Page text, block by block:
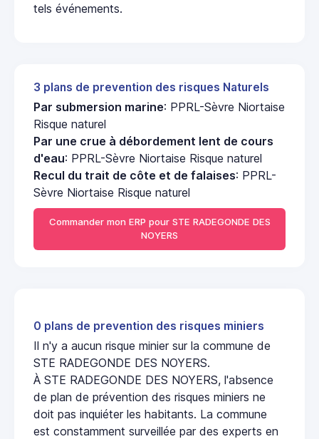
tels événements.
3 plans de prevention des risques Naturels
Par submersion marine: PPRL-Sèvre Niortaise
Risque naturel
Par une crue à débordement lent de cours
d'eau: PPRL-Sèvre Niortaise Risque naturel
Recul du trait de côte et de falaises: PPRL-
Sèvre Niortaise Risque naturel
Commander mon ERP pour STE RADEGONDE DES
NOYERS
0 plans de prevention des risques miniers
Il n'y a aucun risque minier sur la commune de
STE RADEGONDE DES NOYERS.
À STE RADEGONDE DES NOYERS, l'absence
de plan de prévention des risques miniers ne
doit pas inquiéter les habitants. La commune
est constamment surveillée par des experts en